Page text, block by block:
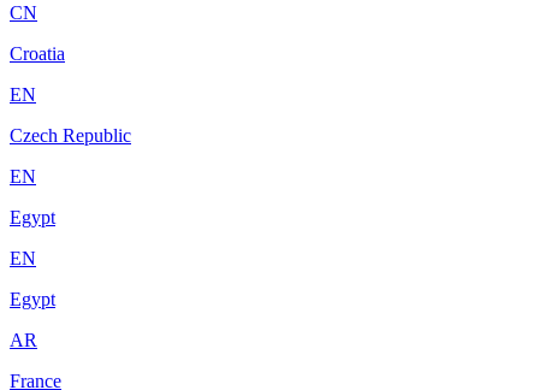
CN
Croatia
EN
Czech Republic
EN
Egypt
EN
Egypt
AR
France